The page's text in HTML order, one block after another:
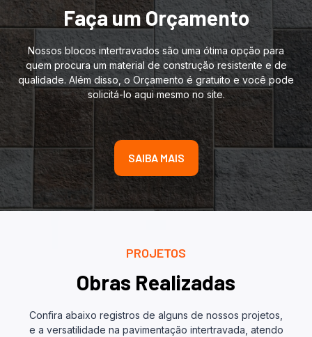
Faça um Orçamento
Nossos blocos intertravados são uma ótima opção para
quem procura um material de construção resistente e de
qualidade. Além disso, o Orçamento é gratuito e você pode
solicitá-lo aqui mesmo no site.
SAIBA MAIS
PROJETOS
Obras Realizadas
Confira abaixo registros de alguns de nossos projetos,
e a versatilidade na pavimentação intertravada, atendo